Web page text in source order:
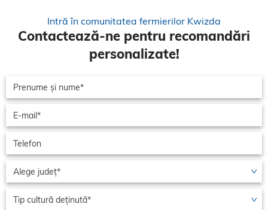
Intră în comunitatea fermierilor Kwizda
Contactează-ne pentru recomandări
personalizate!